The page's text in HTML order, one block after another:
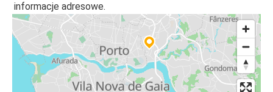
informacje adresowe.